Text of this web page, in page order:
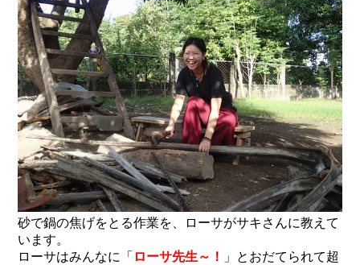
砂で鍋の焦げをとる作業を、ローサがサキさんに教えて
います。
ローサはみんなに「 ローサ先生～！
」とおだてられて超